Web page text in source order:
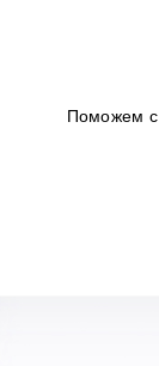
Поможем с